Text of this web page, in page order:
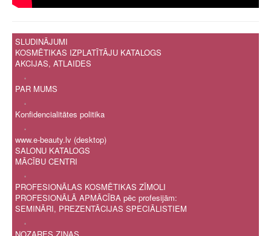
SLUDINĀJUMI
KOSMĒTIKAS IZPLATĪTĀJU KATALOGS
AKCIJAS, ATLAIDES
.
PAR MUMS
.
Konfidencialitātes politika
.
www.e-beauty.lv (desktop)
SALONU KATALOGS
MĀCĪBU CENTRI
.
PROFESIONĀLAS KOSMĒTIKAS ZĪMOLI
PROFESIONĀLĀ APMĀCĪBA pēc profesijām:
SEMINĀRI, PREZENTĀCIJAS SPECIĀLISTIEM
.